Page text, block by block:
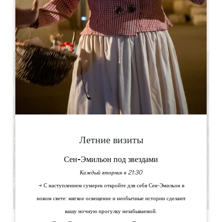
ДНИ ОТКРЫТИЯ
AM
PM
В
AM
PM
С
AM
PM
Ч
AM
PM
П
AM
PM
С
AM
PM
В
AM
PM
0 km
Летние визиты
Сен-Эмильон под звездами
Каждый вторник в 21:30
→ С наступлением сумерек откройте для себя Сен-Эмильон в
новом свете: мягкое освещение и необычные истории сделают
вашу ночную прогулку незабываемой.